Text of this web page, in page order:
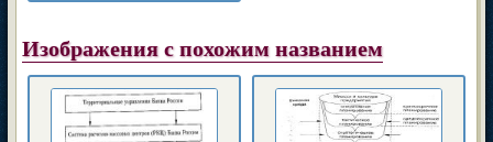
Изображения с похожим названием